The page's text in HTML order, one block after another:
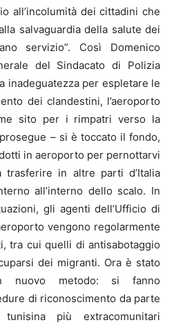
all’incolumità dei cittadini che
salvaguardia della salute dei
servizio”. Così Domenico
del Sindacato di Polizia
inadeguatezza per espletare le
dei clandestini, l’aeroporto
sito per i rimpatri verso la
– si è toccato il fondo,
in aeroporto per pernottarvi
in altre parti d’Italia
all’interno dello scalo. In
gli agenti dell’Ufficio di
vengono regolarmente
tra cui quelli di antisabotaggio
dei migranti. Ora è stato
nuovo metodo: si fanno
di riconoscimento da parte
tunisina più extracomunitari